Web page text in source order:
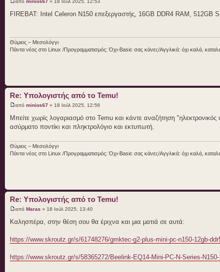
από minios67 » 18 Ιούλ 2025, 12:53
FIREBAT: Intel Celeron N150 επεξεργαστής, 16GB DDR4 RAM, 512GB
Θύμιος – Μεσολόγγι
Πάντα νέος στο Linux /Προγραμματισμός: Όχι-Basic σας κάνει;/Αγγλικά: όχι καλά,
Re: Υπολογιστής από το Temu!
από minios67 » 18 Ιούλ 2025, 12:56
Μπείτε χωρίς λογαριασμό στο Temu και κάντε αναζήτηση
ασύρματο ποντίκι και πληκτρολόγιο και εκτυπωτή.
Θύμιος – Μεσολόγγι
Πάντα νέος στο Linux /Προγραμματισμός: Όχι-Basic σας κάνει;/Αγγλικά: όχι καλά,
Re: Υπολογιστής από το Temu!
από Maras » 18 Ιούλ 2025, 13:40
Καλησπέρα, στην θέση σου θα έριχνα και μια ματιά σε αυτά:
https://www.skroutz.gr/s/61748276/gmktec-g2-plus-mini-pc-n150-12gb-
https://www.skroutz.gr/s/58365272/Beelink-EQ14-Mini-PC-N-Series-